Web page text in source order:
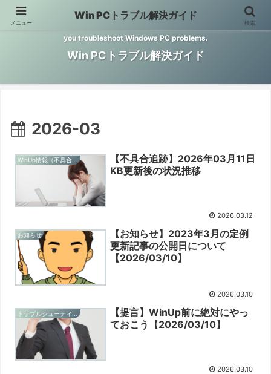
Windows PCのトラブル解決をお手伝いするサイトです。 This site helps
you troubleshoot Windows PC problems.
Win PCトラブル解決ガイド
2026-03
【不具合追跡】2026年03月11日
KB更新後の状況推移
2026.03.12
お知らせ
【お知らせ】2023年3月の定例
更新記事の公開日について
【2026/03/10】
2026.03.10
【提言】WinUp前に絶対にやっ
ておこう【2026/03/10】
2026.03.10
メニュー
Win PCトラブル解決ガイド
検索